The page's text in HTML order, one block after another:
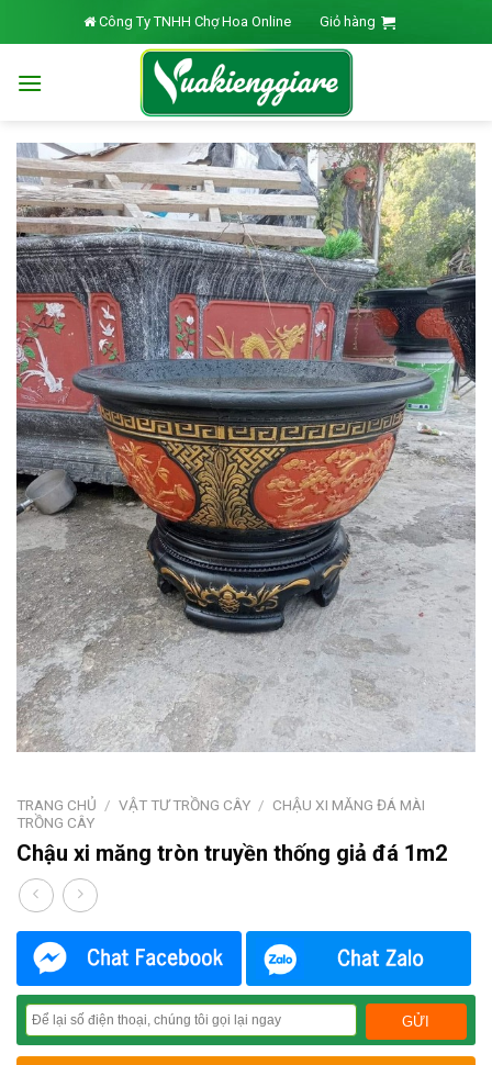
to
Công Ty TNHH Chợ Hoa Online Giỏ hàng
TRANG CHỦ / VẬT TƯ TRỒNG CÂY / CHẬU XI MĂNG ĐÁ MÀI
TRỒNG CÂY
Chậu xi măng tròn truyền thống giả đá 1m2